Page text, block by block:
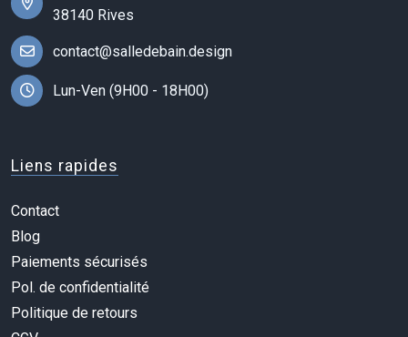
38140 Rives
contact@salledebain.design
Lun-Ven (9H00 - 18H00)
Liens rapides
Contact
Blog
Paiements sécurisés
Pol. de confidentialité
Politique de retours